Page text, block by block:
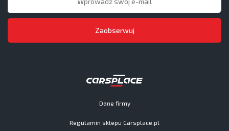
Dane firmy
Regulamin sklepu Carsplace.pl
Zaobserwuj